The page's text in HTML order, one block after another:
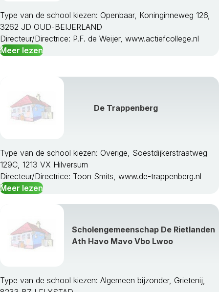
Type van de school kiezen: Openbaar, Koninginneweg 126,
3262 JD OUD-BEIJERLAND
Directeur/Directrice: P.F. de Weijer, www.actiefcollege.nl
Meer lezen
De Trappenberg
Type van de school kiezen: Overige, Soestdijkerstraatweg
129C, 1213 VX Hilversum
Directeur/Directrice: Toon Smits, www.de-trappenberg.nl
Meer lezen
Scholengemeenschap De Rietlanden
Ath Havo Mavo Vbo Lwoo
Type van de school kiezen: Algemeen bijzonder, Grietenij,